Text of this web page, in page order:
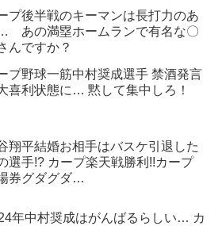
プ後半戦のキーマンは長打力のあ
あの満塁ホームランで有名な〇
んですか？
プ野球一筋中村奨成選手 禁酒発言
喜利状態に… 黙して集中しろ！
翔平結婚お相手はバスケ引退した
選手!? カープ楽天戦勝利!!カープ
券グダグダ…
年中村奨成はがんばるらしい… カ